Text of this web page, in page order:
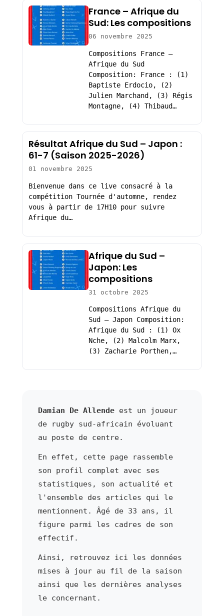
France – Afrique du
Sud: Les compositions
06 novembre 2025
Compositions France –
Afrique du Sud
Composition: France : (1)
Baptiste Erdocio, (2)
Julien Marchand, (3) Régis
Montagne, (4) Thibaud…
Résultat Afrique du Sud – Japon :
61-7 (Saison 2025-2026)
01 novembre 2025
Bienvenue dans ce live consacré à la
compétition Tournée d'automne, rendez
vous à partir de 17H10 pour suivre
Afrique du…
Afrique du Sud –
Japon: Les
compositions
31 octobre 2025
Compositions Afrique du
Sud – Japon Composition:
Afrique du Sud : (1) Ox
Nche, (2) Malcolm Marx,
(3) Zacharie Porthen,…
Damian De Allendeest un joueur
de rugby sud-africain évoluant
au poste de centre.
En effet, cette page rassemble
son profil complet avec ses
statistiques, son actualité et
l'ensemble des articles qui le
mentionnent. Âgé de 33 ans, il
figure parmi les cadres de son
effectif.
Ainsi, retrouvez ici les données
mises à jour au fil de la saison
ainsi que les dernières analyses
le concernant.